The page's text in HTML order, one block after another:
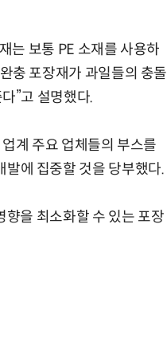
는 보통 PE 소재를 사용하
충 포장재가 과일들의 충돌
”고 설명했다.
계 주요 업체들의 부스를
에 집중할 것을 당부했다.
향을 최소화할 수 있는 포장